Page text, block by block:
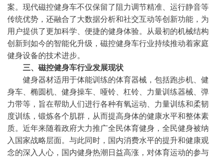
案。现代磁控健身车不仅保留了阻力调节精准、运行静音等
传统优势，还融合了大数据分析和社交互动等创新功能，为
用户提供了更加科学、便捷的健身体验。从最初的机械结构
创新到如今的智能化升级，磁控健身车行业持续推动着家庭
健身设备的技术进步。
三、 磁控健身车行业发展现状
健身器材适用于体能训练的体育器械，包括跑步机、健
身车、椭圆机、健身操车、哑铃、杠铃、力量训练器械、弹
力带等，旨在帮助人们进行各种有氧运动、力量训练和柔韧
度训练，锻炼各个肌群，从而提高身体的健康水平和整体素
质。近年来随着政府大力推广全民体育健身，全民健身被纳
入国家战略层面。与此同时，国内消费水平的提升和健康观
念的深入人心，国内健身热潮日益高涨，对体育运动的参与